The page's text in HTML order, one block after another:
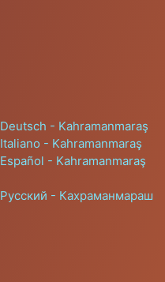
Deutsch - Kahramanmaraş
Italiano - Kahramanmaraş
Español - Kahramanmaraş
Русский - Кахраманмараш